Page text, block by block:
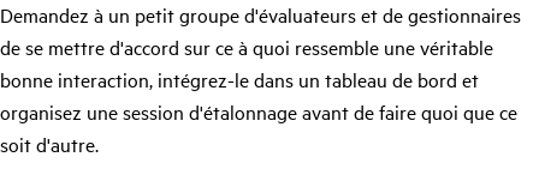
Demandez à un petit groupe d'évaluateurs et de gestionnaires
de se mettre d'accord sur ce à quoi ressemble une véritable
bonne interaction, intégrez-le dans un tableau de bord et
organisez une session d'étalonnage avant de faire quoi que ce
soit d'autre.